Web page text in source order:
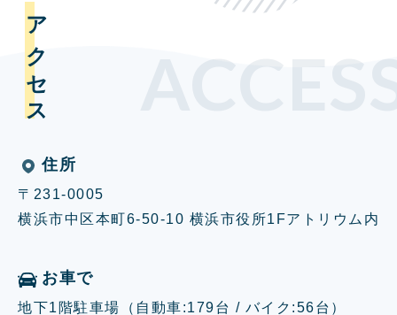
アクセス
住所
〒231-0005
横浜市中区本町6-50-10 横浜市役所1Fアトリウム内
お車で
地下1階駐車場（自動車:179台 / バイク:56台）